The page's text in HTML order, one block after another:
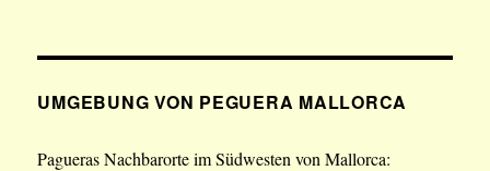
UMGEBUNG VON PEGUERA MALLORCA
Pagueras Nachbarorte im Südwesten von Mallorca: